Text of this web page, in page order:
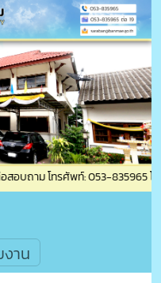
บถาม โทรศัพท์: 053-835965 โท
าน